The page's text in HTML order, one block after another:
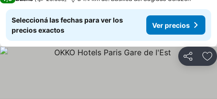
Seleccioná las fechas para ver los
precios exactos
Ver precios
Compartir